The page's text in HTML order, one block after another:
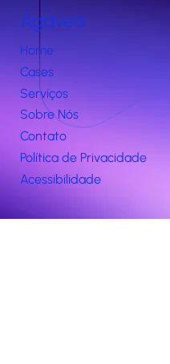
Agávea
Home
Cases
Serviços
Sobre Nós
Contato
Política de Privacidade
Acessibilidade